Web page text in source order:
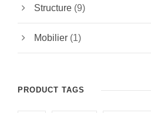
Structure (9)
Mobilier (1)
PRODUCT TAGS